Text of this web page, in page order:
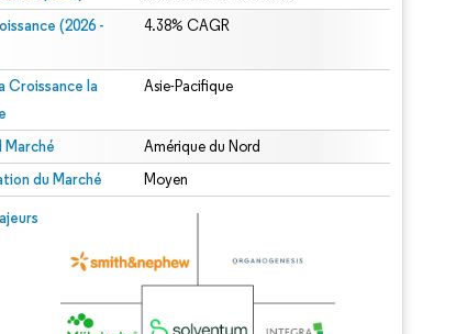
(2026 -
4.38% CAGR
Croissance la
Asie-Pacifique
Marché Amérique du Nord
du Marché Moyen
Intelligence. La réutilisation nécessite une attribution sous CC BY 4.0.
sous CC BY 4.0.